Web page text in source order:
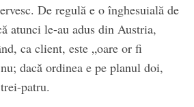
De regulă e o înghesuială de
atunci le-au adus din Austria,
ca client, este „oare or fi
dacă ordinea e pe planul doi,
patru.